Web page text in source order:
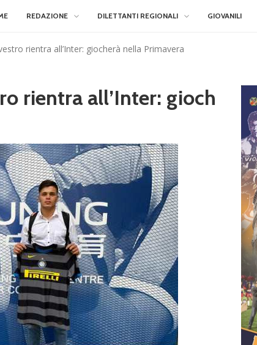
REDAZIONE DILETTANTI REGIONALI GIOVANILI
rientra all’Inter: giocherà nella Primavera
rientra all’Inter: gioch